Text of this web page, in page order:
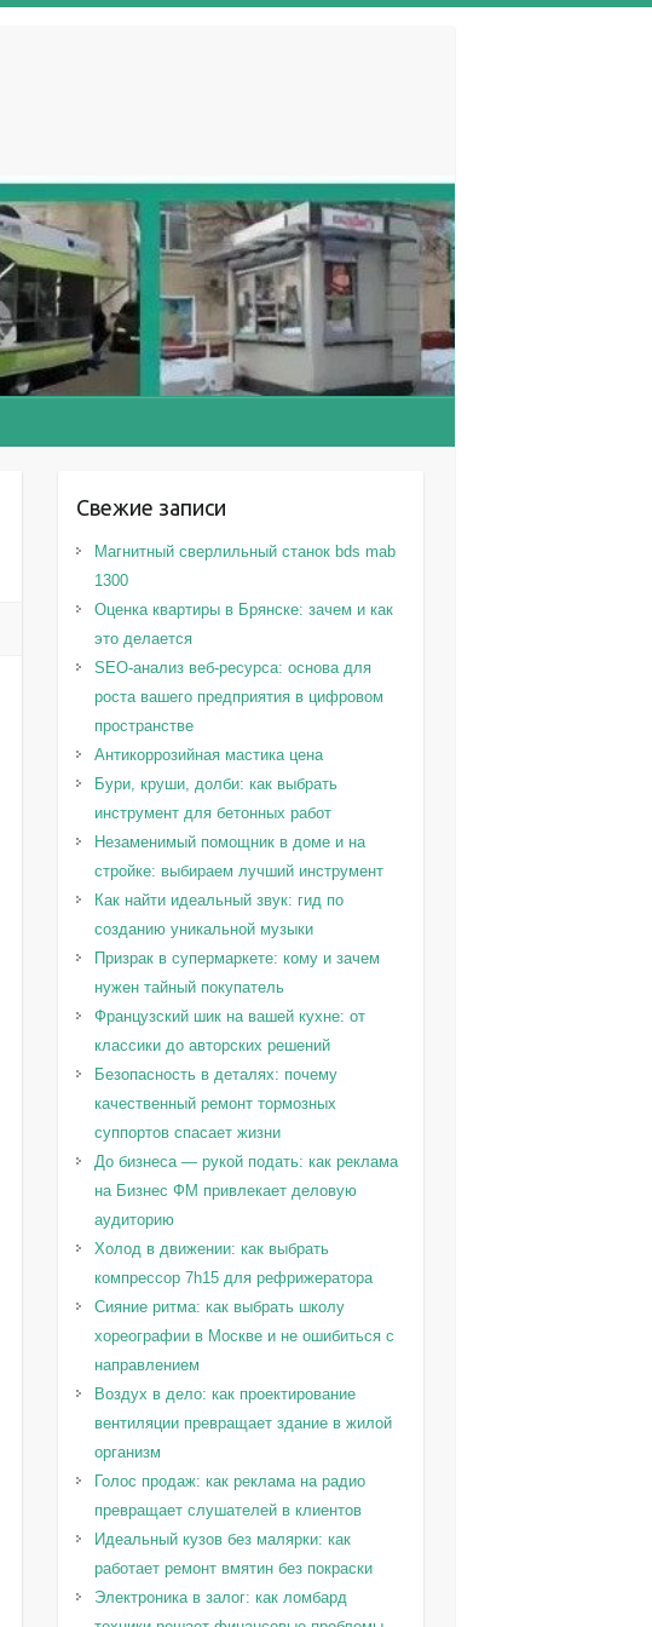
Свежие записи
Магнитный сверлильный станок bds mab
1300
Оценка квартиры в Брянске: зачем и как
это делается
SEO-анализ веб-ресурса: основа для
роста вашего предприятия в цифровом
пространстве
Антикоррозийная мастика цена
Бури, круши, долби: как выбрать
инструмент для бетонных работ
Незаменимый помощник в доме и на
стройке: выбираем лучший инструмент
Как найти идеальный звук: гид по
созданию уникальной музыки
Призрак в супермаркете: кому и зачем
нужен тайный покупатель
Французский шик на вашей кухне: от
классики до авторских решений
Безопасность в деталях: почему
качественный ремонт тормозных
суппортов спасает жизни
До бизнеса — рукой подать: как реклама
на Бизнес ФМ привлекает деловую
аудиторию
Холод в движении: как выбрать
компрессор 7h15 для рефрижератора
Сияние ритма: как выбрать школу
хореографии в Москве и не ошибиться с
направлением
Воздух в дело: как проектирование
вентиляции превращает здание в жилой
организм
Голос продаж: как реклама на радио
превращает слушателей в клиентов
Идеальный кузов без малярки: как
работает ремонт вмятин без покраски
Электроника в залог: как ломбард